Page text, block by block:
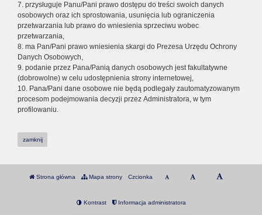
7. przysługuje Panu/Pani prawo dostępu do treści swoich danych
osobowych oraz ich sprostowania, usunięcia lub ograniczenia
przetwarzania lub prawo do wniesienia sprzeciwu wobec
przetwarzania,
8. ma Pan/Pani prawo wniesienia skargi do Prezesa Urzędu Ochrony
Danych Osobowych,
9. podanie przez Pana/Panią danych osobowych jest fakultatywne
(dobrowolne) w celu udostępnienia strony internetowej,
10. Pana/Pani dane osobowe nie będą podlegały zautomatyzowanym
procesom podejmowania decyzji przez Administratora, w tym
profilowaniu.
zamknij
Strona główna Mapa strony Czcionka
Kontrast Informacja administratora